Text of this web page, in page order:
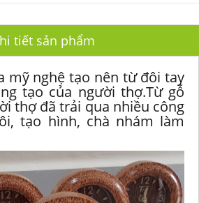
tiết sản phẩm
mỹ nghệ tạo nên từ đôi tay
tạo của người thợ.Từ gỗ
thợ đã trải qua nhiều công
tạo hình, chà nhám làm